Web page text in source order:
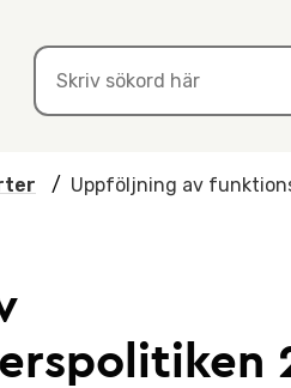
/ Uppföljning av